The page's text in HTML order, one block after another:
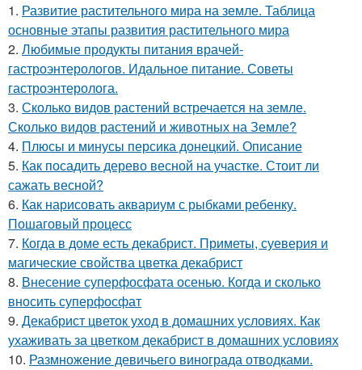
1. Развитие растительного мира на земле. Таблица
основные этапы развития растительного мира
2. Любимые продукты питания врачей-
гастроэнтерологов. Идальное питание. Советы
гастроэнтеролога.
3. Сколько видов растений встречается на земле.
Сколько видов растений и животных на Земле?
4. Плюсы и минусы персика донецкий. Описание
5. Как посадить дерево весной на участке. Стоит ли
сажать весной?
6. Как нарисовать аквариум с рыбками ребенку.
Пошаговый процесс
7. Когда в доме есть декабрист. Приметы, суеверия и
магические свойства цветка декабрист
8. Внесение суперфосфата осенью. Когда и сколько
вносить суперфосфат
9. Декабрист цветок уход в домашних условиях. Как
ухаживать за цветком декабрист в домашних условиях
10. Размножение девичьего винограда отводками.